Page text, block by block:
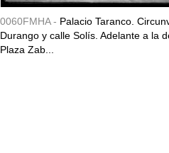
0060FMHA - Palacio Taranco.
Durango y calle Solís. Adelante a la
Plaza Zab...